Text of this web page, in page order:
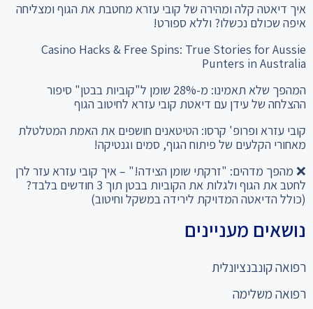
איך דיאטה קלה ומהירה של קובי עזרא מחטבת את הגוף ומצליחה
איפה שכולם נכשלו? וללא ספורט!
Casino Hacks & Free Spins: True Stories for Aussie
Punters in Australia
המהפך שלא תאמינו: מ-28% שומן ל"קוביות בבטן" סיפור
ההצלחה של עידן עם דיאטת קובי עזרא לחיטוב הגוף
קובי עזרא ופרופ' קרסו: הטיטאנים חושפים את האמת המטלטלת
מאחורי הקלעים של פיתוח הגוף, סמים וגנטיקה!
❌ מהפך מדהים: "זרקתי שומן הצידה!" – איך קובי עזרא עזר לרן
לחטב את הגוף ולגלות את הקוביות בבטן תוך 3 חודשים בלבד?
(כולל הדיאטה המדויקת לירידה במשקל וחיטוב)
נושאים מעניינים
רפואה קונבנציונלית
רפואה משלימה